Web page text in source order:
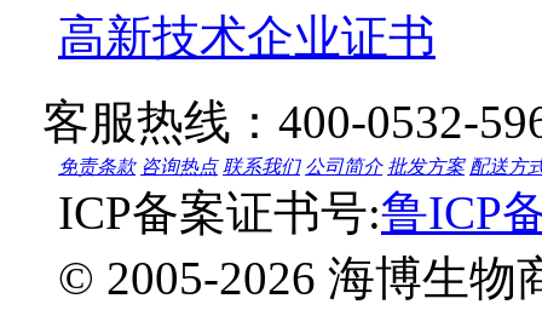
高新技术企业证书
客服热线： 400-0532-
免责条款 咨询热点 联系我们 公司简介 批发方案 配送方
ICP备案证书号:鲁ICP
© 2005-2026 海博生